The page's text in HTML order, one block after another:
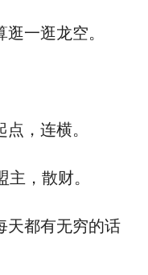
一逛龙空。
，连横。
，散财。
都有无穷的话